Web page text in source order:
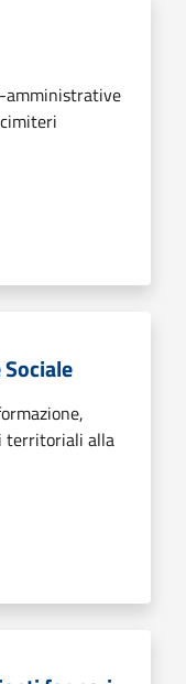
amministrative
territoriali alla